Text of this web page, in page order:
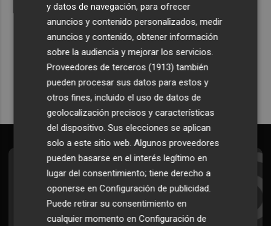
Recibe toda la actualidad de
Plaza Podcast en tu correo
Quiero suscribirme
Suscríbete al Boletín
Todos los días a primera hora en tu email
¡Quiero suscribirme!
y datos de navegación, para ofrecer
anuncios y contenido personalizados, medir
anuncios y contenido, obtener información
sobre la audiencia y mejorar los servicios.
Proveedores de terceros (1913) también
pueden procesar sus datos para estos y
otros fines, incluido el uso de datos de
geolocalización precisos y características
del dispositivo. Sus elecciones se aplican
solo a este sitio web. Algunos proveedores
pueden basarse en el interés legítimo en
lugar del consentimiento; tiene derecho a
oponerse enConfiguración de publicidad
Puede retirar su consentimiento en
cualquier momento enConfiguración de